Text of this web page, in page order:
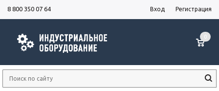
8 800 350 07 64 Вход Регистрация
0